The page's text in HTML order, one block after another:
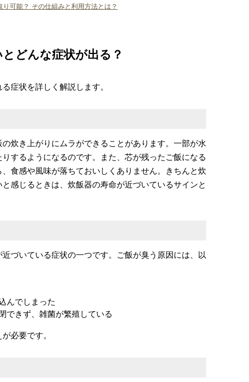
可能？ その仕組みと利用方法とは？
どんな症状が出る？
症状を詳しく解説します。
炊き上がりにムラができることがあります。一部が水
するようになるのです。また、芯が残ったご飯になる
食感や風味が落ちておいしくありません。きちんと炊
感じるときは、炊飯器の寿命が近づいているサインと
づいている症状の一つです。ご飯が臭う原因には、以
んでしまった
できず、雑菌が繁殖している
必要です。